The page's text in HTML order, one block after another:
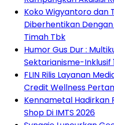
Koko Wigyantoro dan
Diberhentikan
Timah Tbk
Humor Gus Dur :
Sektarianisme-Inklusif
FLIN Rilis Layanan
Credit Wellness
Kennametal Hadirkan
Shop Di IMTS 2026